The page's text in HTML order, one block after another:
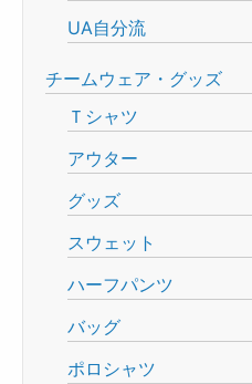
UA自分流
チームウェア・グッズ
Ｔシャツ
アウター
グッズ
スウェット
ハーフパンツ
バッグ
ポロシャツ